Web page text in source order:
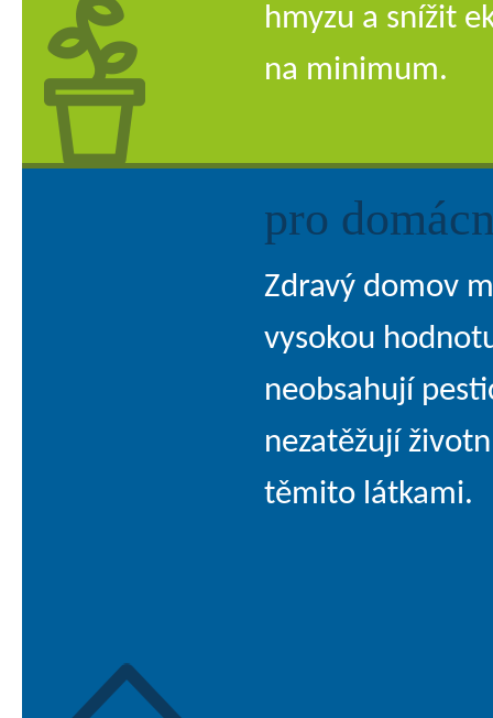
hmyzu a snížit
na minimum.
pro
Zdravý domov
vysokou
neobsahují
nezatěžují
těmito látkami.